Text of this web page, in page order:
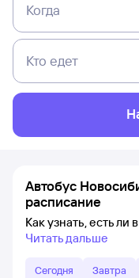
Когда
Кто едет
Автобус
расписание
Как узнать, есть
Читать дальше
Сегодня Завтра